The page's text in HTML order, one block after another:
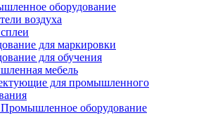
оборудование
воздуха
для маркировки
для обучения
мебель
для промышленного
оборудование